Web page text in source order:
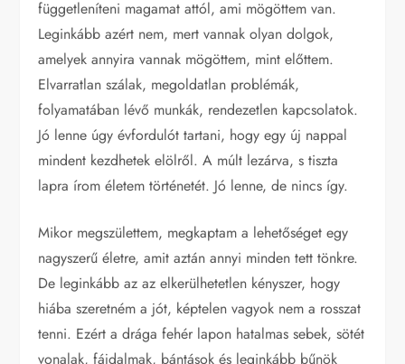
függetleníteni magamat attól, ami mögöttem van.
Leginkább azért nem, mert vannak olyan dolgok,
amelyek annyira vannak mögöttem, mint előttem.
Elvarratlan szálak, megoldatlan problémák,
folyamatában lévő munkák, rendezetlen kapcsolatok.
Jó lenne úgy évfordulót tartani, hogy egy új nappal
mindent kezdhetek elölről. A múlt lezárva, s tiszta
lapra írom életem történetét. Jó lenne, de nincs így.
Mikor megszülettem, megkaptam a lehetőséget egy
nagyszerű életre, amit aztán annyi minden tett tönkre.
De leginkább az az elkerülhetetlen kényszer, hogy
hiába szeretném a jót, képtelen vagyok nem a rosszat
tenni. Ezért a drága fehér lapon hatalmas sebek, sötét
vonalak, fájdalmak, bántások és leginkább bűnök